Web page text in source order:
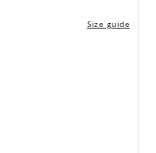
更になります。
グによって、上記い
すこと、予めご了承
Size guide